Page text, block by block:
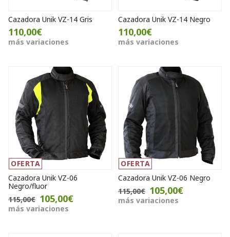
Cazadora Unik VZ-14 Gris
110,00€
más variaciones
Cazadora Unik VZ-14 Negro
110,00€
más variaciones
OFERTA
Cazadora Unik VZ-06
Negro/fluor
115,00€ 105,00€
más variaciones
OFERTA
Cazadora Unik VZ-06 Negro
115,00€ 105,00€
más variaciones